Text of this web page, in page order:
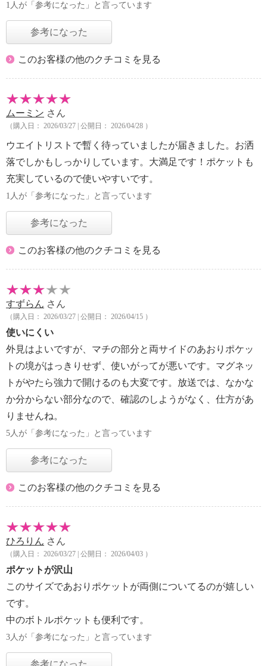
1人が「参考になった」と言っています
参考になった
このお客様の他のクチコミを見る
ムーミン さん
（購入日： 2026/03/27 | 公開日： 2026/04/28 ）
ウエイトリストで暫く待っていましたが届きました。お洒
落でしかもしっかりしています。大満足です！ポケットも
充実しているので使いやすいです。
1人が「参考になった」と言っています
参考になった
このお客様の他のクチコミを見る
すずらん さん
（購入日： 2026/03/27 | 公開日： 2026/04/15 ）
使いにくい
外見はよいですが、マチの部分と両サイドのあおりポケッ
トの境がはっきりせず、使いがってが悪いです。マグネッ
トがやたら強力で開けるのも大変です。放送では、なかな
か分からない部分なので、確認のしようがなく、仕方があ
りませんね。
5人が「参考になった」と言っています
参考になった
このお客様の他のクチコミを見る
ひろりん さん
（購入日： 2026/03/27 | 公開日： 2026/04/03 ）
ポケットが沢山
このサイズであおりポケットが両側についてるのが嬉しい
です。
中のボトルポケットも便利です。
3人が「参考になった」と言っています
参考になった